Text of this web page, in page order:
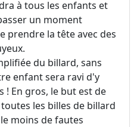
à tous les enfants et
un moment
prendre la tête avec des
du billard, sans
enfant sera ravi d'y
! En gros, le but est de
les billes de billard
moins de fautes